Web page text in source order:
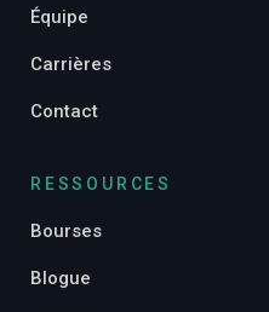
Équipe
Carrières
Contact
RESSOURCES
Bourses
Blogue